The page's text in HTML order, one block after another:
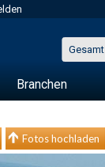
Gesamt
Branchen
Fotos hochladen